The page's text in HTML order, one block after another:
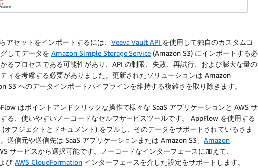
アセットをインポートするには、 Veeva Vault API を使用して独自のカスタムコ
してデータを Amazon Simple Storage Service (Amazon S3) にインポートする必
るプロセスである可能性があり、API の制限、失敗、再試行、および膨大な量の
ィを考慮する必要がありました。更新されたソリューションは Amazon
S3 へのデータインポートパイプラインを維持する複雑さを取り除きます。
はポイントアンドクリックな操作で様々な SaaS アプリケーションと AWS サ
る、使いやすいノーコードなセルフサービスツールです。 AppFlow を使用する
オブジェクトとドキュメント) をプルし、そのデータをサポートされているさま
送信元や送信先は SaaS アプリケーションまたは Amazon S3、 Amazon
サービスから選択可能です。ノーコードなインターフェースに加えて、
び AWS CloudFormation インターフェースを介した設定をサポートします。